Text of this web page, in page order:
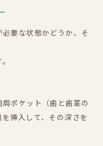
要な状態かどうか、そ
ポケット（歯と歯茎の
挿入して、その深さを